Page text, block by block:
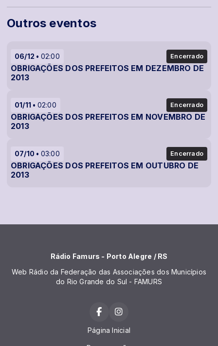
Outros eventos
06/12 02:00 Encerrado
OBRIGAÇÕES DOS PREFEITOS EM DEZEMBRO DE
2013
01/11 02:00 Encerrado
OBRIGAÇÕES DOS PREFEITOS EM NOVEMBRO DE
2013
07/10 03:00 Encerrado
OBRIGAÇÕES DOS PREFEITOS EM OUTUBRO DE
2013
Rádio Famurs - Porto Alegre / RS
Web Rádio da Federação das Associações dos Municípios
do Rio Grande do Sul - FAMURS
Página Inicial